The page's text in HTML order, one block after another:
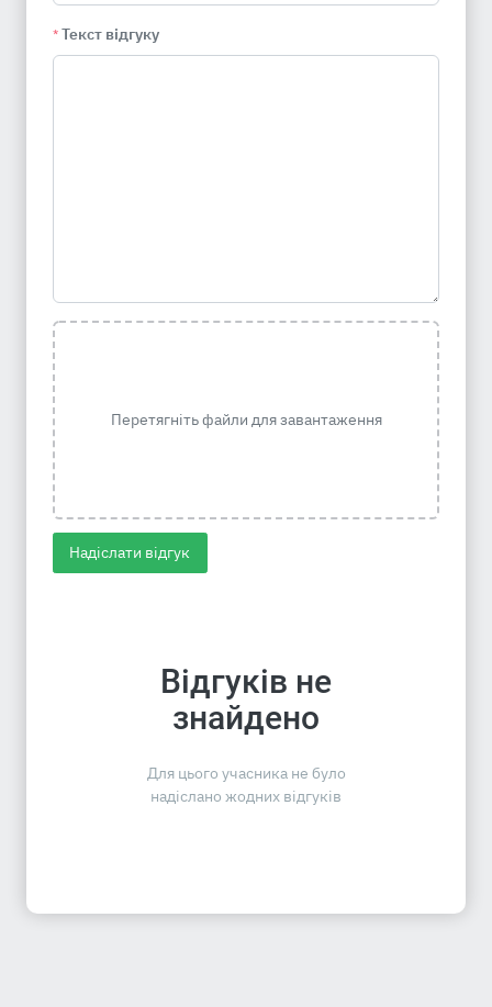
* Текст відгуку
Перетягніть файли для завантаження
Надіслати відгук
Відгуків не
знайдено
Для цього учасника не було
надіслано жодних відгуків